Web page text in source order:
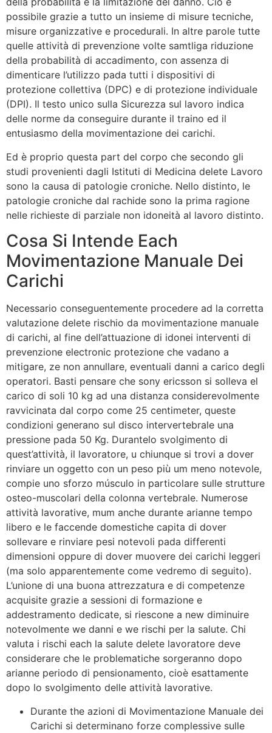
possibile grazie a tutto un insieme di misure tecniche,
misure organizzative e procedurali. In altre parole tutte
quelle attività di prevenzione volte samtliga riduzione
della probabilità di accadimento, con assenza di
dimenticare l’utilizzo pada tutti i dispositivi di
protezione collettiva (DPC) e di protezione individuale
(DPI). Il testo unico sulla Sicurezza sul lavoro indica
delle norme da conseguire durante il traino ed il
entusiasmo della movimentazione dei carichi.
Ed è proprio questa part del corpo che secondo gli
studi provenienti dagli Istituti di Medicina delete Lavoro
sono la causa di patologie croniche. Nello distinto, le
patologie croniche dal rachide sono la prima ragione
nelle richieste di parziale non idoneità al lavoro distinto.
Cosa Si Intende Each
Movimentazione Manuale Dei
Carichi
Necessario conseguentemente procedere ad la corretta
valutazione delete rischio da movimentazione manuale
di carichi, al fine dell’attuazione di idonei interventi di
prevenzione electronic protezione che vadano a
mitigare, ze non annullare, eventuali danni a carico degli
operatori. Basti pensare che sony ericsson si solleva el
carico di soli 10 kg ad una distanza considerevolmente
ravvicinata dal corpo come 25 centimeter, queste
condizioni generano sul disco intervertebrale una
pressione pada 50 Kg. Durantelo svolgimento di
quest’attività, il lavoratore, u chiunque si trovi a dover
rinviare un oggetto con un peso più um meno notevole,
compie uno sforzo músculo in particolare sulle strutture
osteo-muscolari della colonna vertebrale. Numerose
attività lavorative, mum anche durante arianne tempo
libero e le faccende domestiche capita di dover
sollevare e rinviare pesi notevoli pada differenti
dimensioni oppure di dover muovere dei carichi leggeri
(ma solo apparentemente come vedremo di seguito).
L’unione di una buona attrezzatura e di competenze
acquisite grazie a sessioni di formazione e
addestramento dedicate, si riescone a new diminuire
notevolmente we danni e we rischi per la salute. Chi
valuta i rischi each la salute delete lavoratore deve
considerare che le problematiche sorgeranno dopo
arianne periodo di pensionamento, cioè esattamente
dopo lo svolgimento delle attività lavorative.
Durante the azioni di Movimentazione Manuale dei
Carichi si determinano forze complessive sulle